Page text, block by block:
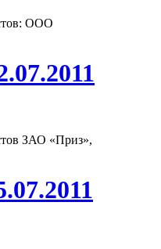
ООО
ЗАО «Приз»,